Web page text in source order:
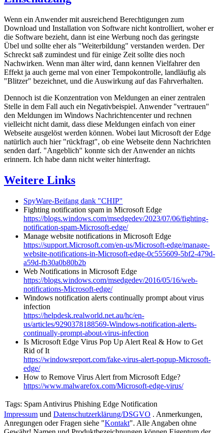
Wenn ein Anwender mit ausreichend Berechtigungen zum
Download und Installation von Software nicht kontrolliert, woher er
die Software bezieht, dann ist eine Werbung noch das geringste
Übel und sollte eher als "Weiterbildung" verstanden werden. Der
Schreckt saß zumindest und für einige Zeit sollte dies noch
Nachwirken. Wenn man älter wird, dann kennen Vielfahrer den
Effekt ja auch gerne mal von einer Tempokontrolle, landläufig als
"Blitzer" bezeichnet, und die Auswirkung auf das Fahrverhalten.
Dennoch ist die Konzentration von Meldungen an einer zentralen
Stelle in dem Fall auch ein Negativbeispiel. Anwender "vertrauen"
den Meldungen im Windows Nachrichtencenter und rechnen
vielleicht nicht damit, dass diese Meldungen einfach von einer
Webseite ausgelöst werden können. Wobei laut Microsoft der Edge
natürlich auch hier "rückfragt", ob eine Webseite denn Nachrichten
senden darf. "Angeblich" konnte sich der Anwender an nichts
erinnern. Ich habe dann nicht weiter hinterfragt.
Weitere Links
SpyWare-Beifang dank "CHIP"
Fighting notification spam in Microsoft Edge
https://blogs.windows.com/msedgedev/2023/07/06/fighting-
notification-spam-Microsoft-edge/
Manage website notifications in Microsoft Edge
https://support.Microsoft.com/en-us/Microsoft-edge/manage-
website-notifications-in-Microsoft-edge-0c555609-5bf2-479d-
a59d-fb30a0b80b2b
Web Notifications in Microsoft Edge
https://blogs.windows.com/msedgedev/2016/05/16/web-
notifications-Microsoft-edge/
Windows notification alerts continually prompt about virus
infection
https://helpdesk.realworld.net.au/hc/en-
us/articles/9290378188569-Windows-notification-alerts-
continually-prompt-about-virus-infection
Is Microsoft Edge Virus Pop Up Alert Real & How to Get
Rid of It
https://windowsreport.com/fake-virus-alert-popup-Microsoft-
edge/
How to Remove Virus Alert from Microsoft Edge?
https://www.malwarefox.com/Microsoft-edge-virus/
Tags: Spam Antivirus Phishing Edge Notification
Impressum und Datenschutzerklärung/DSGVO . Anmerkungen,
Anregungen oder Fragen siehe "Kontakt". Alle Angaben ohne